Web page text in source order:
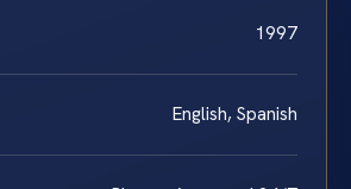
1997
English, Spanish